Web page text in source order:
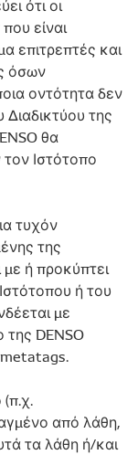
ότι οι
είναι
επιτρεπτές και
όσων
οντότητα δεν
Διαδικτύου της
θα
Ιστότοπο
τυχόν
της
ή προκύπτει
ή του
με
DENSO
(π.χ.
από λάθη,
τα λάθη ή/και